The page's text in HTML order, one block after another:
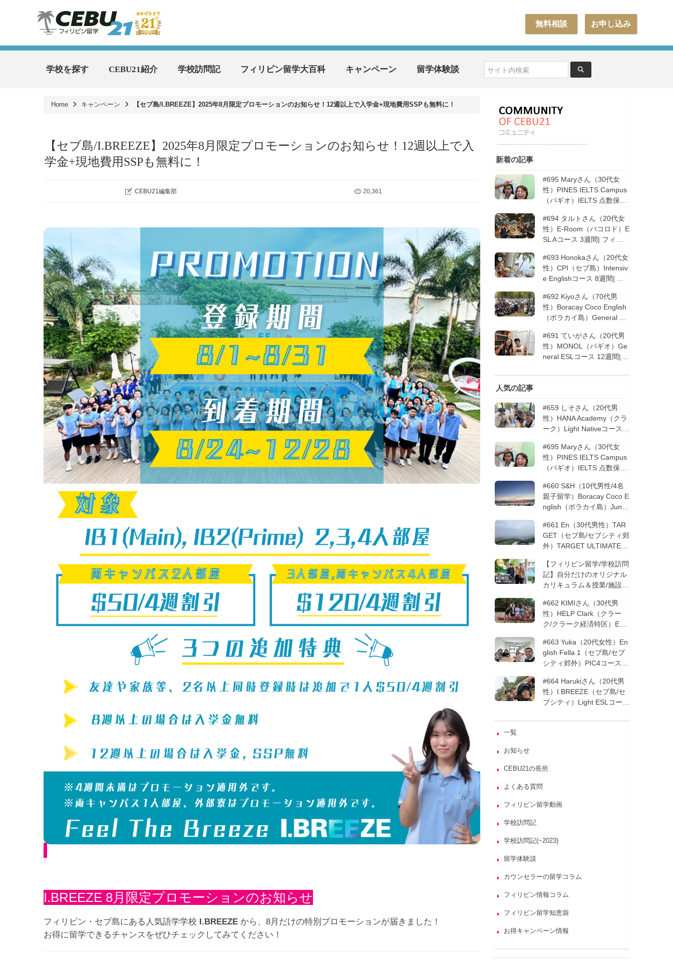
お申し込み
無料相談
学校を探す CEBU21紹介 学校訪問記 フィリピン留学大百科 キャンペーン 留学体験談
Home キャンペーン 【セブ島/I.BREEZE】2025年8月限定プロモーションのお知らせ！12週以上で入学金+現地費用SSPも無料に！
【セブ島/I.BREEZE】2025年8月限定プロモーションのお知らせ！12週以上で入
学金+現地費用SSPも無料に！
CEBU21編集部 20,361
I.BREEZE 8月限定プロモーションのお知らせ
フィリピン・セブ島にある人気語学学校 I.BREEZE から、8月だけの特別プロモーションが届きました！
お得に留学できるチャンスをぜひチェックしてみてください！
新着の記事
#695 Maryさん（30代女
性）PINES IELTS Campus
（バギオ）IELTS 点数保証
#694 タルトさん（20代女
性）E-Room（バコロド）E
SL Aコース 3週間| フィリ
#693 Honokaさん（20代女
性）CPI（セブ島）Intensiv
e Englishコース 8週間| フ
#692 Kiyoさん（70代男
性）Boracay Coco English
（ボラカイ島）General En
ピン留学5回目リピータ
ー）| フィリピン留学
#691 ていがさん（20代男
性）MONOL（バギオ）Ge
neral ESLコース 12週間|
人気の記事
#659 しそさん（20代男
性）HANA Academy（クラ
ーク）Light Nativeコース 4
#695 Maryさん（30代女
性）PINES IELTS Campus
（バギオ）IELTS 点数保証
#660 S&H（10代男性/4名
親子留学）Boracay Coco E
nglish（ボラカイ島）Junio
ン留学
#661 En（30代男性）TAR
GET（セブ島/セブシティ郊
外）TARGET ULTIMATE 8
留学
【フィリピン留学/学校訪問
記】自分だけのオリジナル
カリキュラム＆授業/施設の
─MONOLを徹底取材！
#662 KIMIさん（30代男
性）HELP Clark（クラー
ク/クラーク経済特区）ESL
オの他校に転校 | フィリピ
ン留学
#663 Yuka（20代女性）En
glish Fella 1（セブ島/セブ
シティ郊外）PIC4コース 8
#664 Harukiさん（20代男
性）I.BREEZE（セブ島/セ
ブシティ）Light ESLコース
一覧
お知らせ
CEBU21の長所
よくある質問
フィリピン留学動画
学校訪問記
学校訪問記(~2023)
留学体験談
カウンセラーの留学コラム
フィリピン情報コラム
フィリピン留学知恵袋
お得キャンペーン情報